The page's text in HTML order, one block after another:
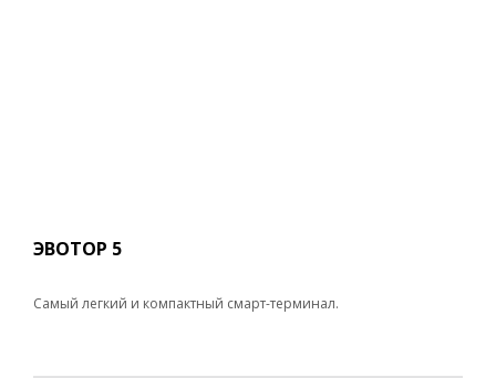
ЭВОТОР 5
Самый легкий и компактный смарт-терминал.